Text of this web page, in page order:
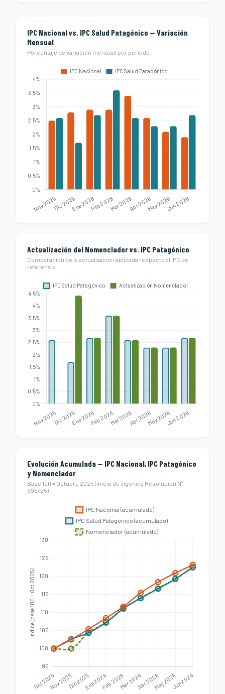
IPC Nacional vs. IPC Salud Patagónico — Variación
Mensual
Porcentaje de variación mensual por período
Actualización del Nomenclador vs. IPC Patagónico
Comparación de la actualización aplicada respecto al IPC de
referencia
Evolución Acumulada — IPC Nacional, IPC Patagónico
y Nomenclador
Base 100 = Octubre 2025 (inicio de vigencia Resolución N°
596/25)